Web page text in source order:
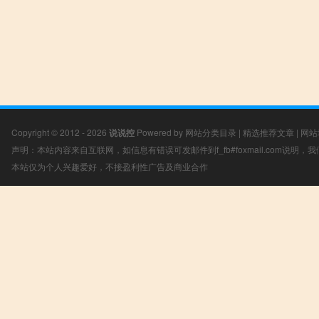
Copyright © 2012 - 2026 说说控 Powered by 网站分类目录 | 精选推荐文章 | 网
声明：本站内容来自互联网，如信息有错误可发邮件到f_fb#foxmail.com说明，
本站仅为个人兴趣爱好，不接盈利性广告及商业合作